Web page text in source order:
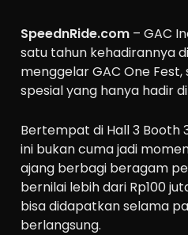
SpeednRide.com – GAC
satu tahun kehadirannya
menggelar GAC One
spesial yang hanya hadir di
Bertempat di Hall 3 Booth
ini bukan cuma jadi
ajang berbagi beragam
bernilai lebih dari Rp100
bisa didapatkan selama
berlangsung.